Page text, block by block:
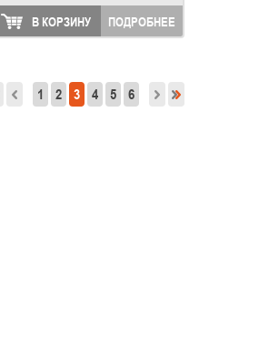
В КОРЗИНУ ПОДРОБНЕЕ
1 2 3 4 5 6